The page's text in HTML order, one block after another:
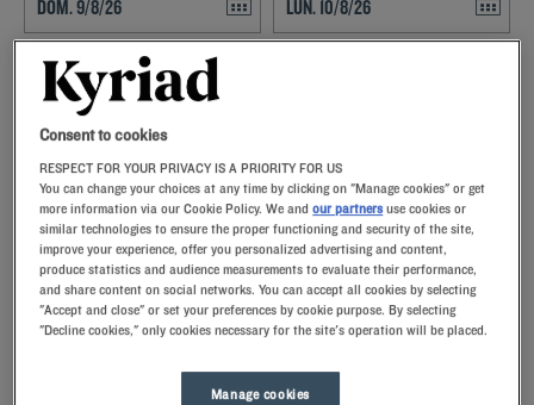
Navigate forward to interact with the calendar and select a date. Press
Navigate backward to interact with
Añadir un código especial
Reserve su habitación en el hotel Kyriad en Picardía y disfrute de
nuestros servicios y ventajas Aproveche su estancia en uno de
nuestros hoteles para descubrir la región
Consent to cookies
RESPECT FOR YOUR PRIVACY IS A PRIORITY FOR US
You can change your choices at any time by clicking on "Manage cookies" or get
more information via our Cookie Policy. We andour partners use cookies or
similar technologies to ensure the proper functioning and security of the site,
improve your experience, offer you personalized advertising and content,
produce statistics and audience measurements to evaluate their performance,
and share content on social networks. You can accept all cookies by selecting
"Accept and close" or set your preferences by cookie purpose. By selecting
"Decline cookies," only cookies necessary for the site's operation will be placed.
Manage cookies